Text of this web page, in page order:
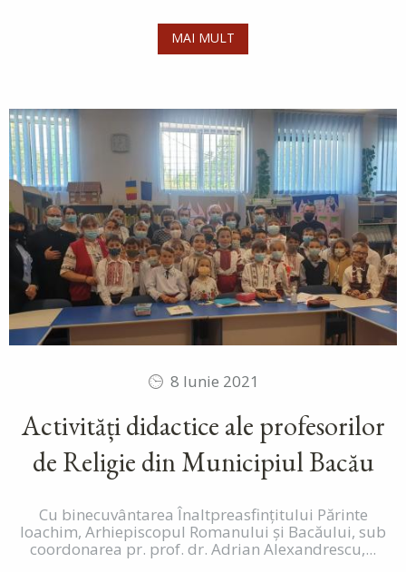
MAI MULT
8 Iunie 2021
Activități didactice ale profesorilor
de Religie din Municipiul Bacău
Cu binecuvântarea Înaltpreasfinţitului Părinte
Ioachim, Arhiepiscopul Romanului şi Bacăului, sub
coordonarea pr. prof. dr. Adrian Alexandrescu,...